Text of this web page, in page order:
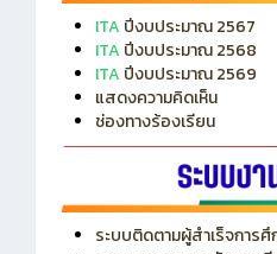
ITA ปีงบประมาณ 2567
ITA ปีงบประมาณ 2568
ITAปีงบประมาณ 2569
แสดงความคิดเห็น
ช่องทางร้องเรียน